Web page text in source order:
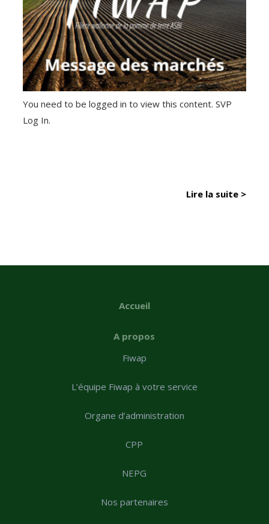
You need to be logged in to view this content. SVP
Log In.
Lire la suite >
Accueil
A propos
Fiwap
L’équipe Fiwap à votre service
Organe d’administration
CPP
NEPG
Nos partenaires